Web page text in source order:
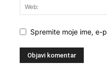
Spremite moje ime, e-